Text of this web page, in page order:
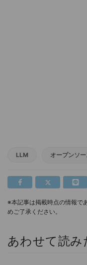
LLM オープンソー
※本記事は掲載時点の情報で
めご了承ください。
あわせて読み